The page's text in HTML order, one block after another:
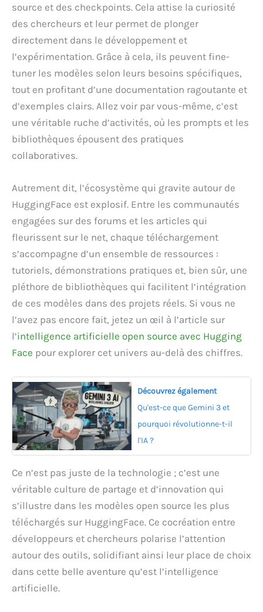
source et des checkpoints. Cela attise la curiosité
des chercheurs et leur permet de plonger
directement dans le développement et
l’expérimentation. Grâce à cela, ils peuvent fine-
tuner les modèles selon leurs besoins spécifiques,
tout en profitant d’une documentation ragoutante et
d’exemples clairs. Allez voir par vous-même, c’est
une véritable ruche d’activités, où les prompts et les
bibliothèques épousent des pratiques
collaboratives.
Autrement dit, l’écosystème qui gravite autour de
HuggingFace est explosif. Entre les communautés
engagées sur des forums et les articles qui
fleurissent sur le net, chaque téléchargement
s’accompagne d’un ensemble de ressources :
tutoriels, démonstrations pratiques et, bien sûr, une
pléthore de bibliothèques qui facilitent l’intégration
de ces modèles dans des projets réels. Si vous ne
l’avez pas encore fait, jetez un œil à l’article sur
l’intelligence artificielle open source avec Hugging
Face pour explorer cet univers au-delà des chiffres.
Découvrez également
Qu'est-ce que Gemini 3 et
pourquoi révolutionne-t-il
l'IA ?
Ce n’est pas juste de la technologie ; c’est une
véritable culture de partage et d’innovation qui
s’illustre dans les modèles open source les plus
téléchargés sur HuggingFace. Ce cocréation entre
développeurs et chercheurs polarise l’attention
autour des outils, solidifiant ainsi leur place de choix
dans cette belle aventure qu’est l’intelligence
artificielle.